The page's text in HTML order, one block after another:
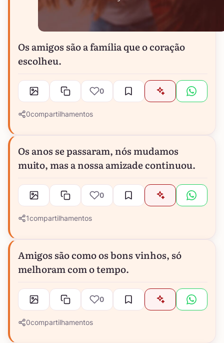
Os amigos são a família que o coração
escolheu.
0
0compartilhamentos
Os anos se passaram, nós mudamos
muito, mas a nossa amizade continuou.
0
1compartilhamentos
Amigos são como os bons vinhos, só
melhoram com o tempo.
0
0compartilhamentos